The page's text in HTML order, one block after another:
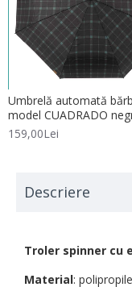
Umbrelă automată
model CUADRADO
159,00Lei
Descriere
Troler spinner cu
Material: